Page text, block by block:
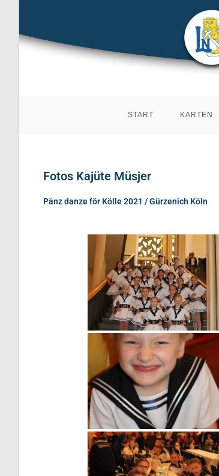
START KARTEN
Fotos Kajüte Müsjer
Pänz danze för Kölle 2021 / Gürzenich Köln